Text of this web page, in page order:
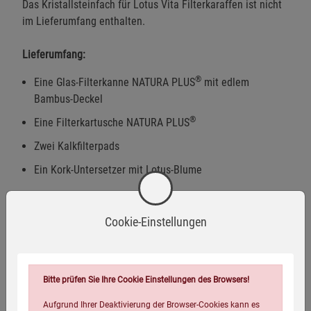
Das Kristallsteinfach für Lotus Vita Filterkaraffen ist nicht
im Lieferumfang enthalten.
Lieferumfang:
Eine Glas-Filterkanne NATURA PLUS® mit edlem
Bambus-Deckel
Eine Filterkartusche NATURA PLUS®
Zwei Kalkfilterpads
Ein Kork-Untersetzer mit Lotus-Blume
Technische DetailsCookie-Einstellungen
Bitte prüfen Sie Ihre Cookie Einstellungen des Browsers!
Aufgrund Ihrer Deaktivierung der Browser-Cookies kann es